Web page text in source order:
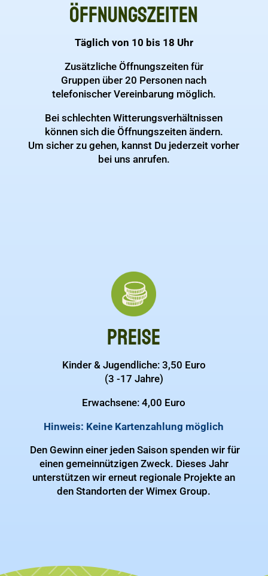
Öffnungszeiten
Täglich von 10 bis 18 Uhr
Zusätzliche Öffnungszeiten für
Gruppen über 20 Personen nach
telefonischer Vereinbarung möglich.
Bei schlechten Witterungsverhältnissen
können sich die Öffnungszeiten ändern.
Um sicher zu gehen, kannst Du jederzeit vorher
bei uns anrufen.
Preise
Kinder & Jugendliche: 3,50 Euro
(3 -17 Jahre)
Erwachsene: 4,00 Euro
Hinweis: Keine Kartenzahlung möglich
Den Gewinn einer jeden Saison spenden wir für
einen gemeinnützigen Zweck. Dieses Jahr
unterstützen wir erneut regionale Projekte an
den Standorten der Wimex Group.